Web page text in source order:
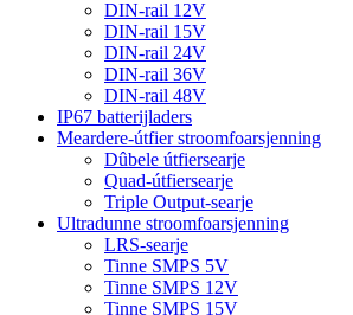
DIN-rail 12V
DIN-rail 15V
DIN-rail 24V
DIN-rail 36V
DIN-rail 48V
IP67 batterijladers
Meardere-útfier stroomfoarsjenning
Dûbele útfiersearje
Quad-útfiersearje
Triple Output-searje
Ultradunne stroomfoarsjenning
LRS-searje
Tinne SMPS 5V
Tinne SMPS 12V
Tinne SMPS 15V